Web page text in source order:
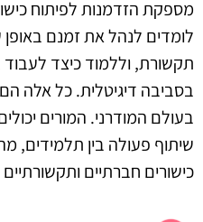
מספקת הזדמנות לפיתוח
לומדים לנהל את זמנם באופן
תקשורת, וללמוד כיצד
בסביבה דיגיטלית. כל אלה
בעולם המודרני. המורים
שיתוף פעולה בין תלמידים,
כישורים חברתיים